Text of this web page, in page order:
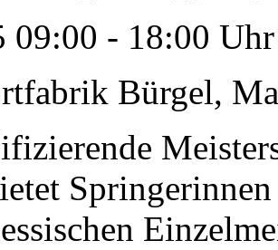
09:00 - 18:00 Uhr
Bürgel,